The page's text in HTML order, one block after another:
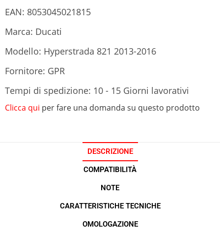
EAN: 8053045021815
Marca: Ducati
Modello: Hyperstrada 821 2013-2016
Fornitore: GPR
Tempi di spedizione: 10 - 15 Giorni lavorativi
Clicca qui per fare una domanda su questo prodotto
DESCRIZIONE
COMPATIBILITÀ
NOTE
CARATTERISTICHE TECNICHE
OMOLOGAZIONE